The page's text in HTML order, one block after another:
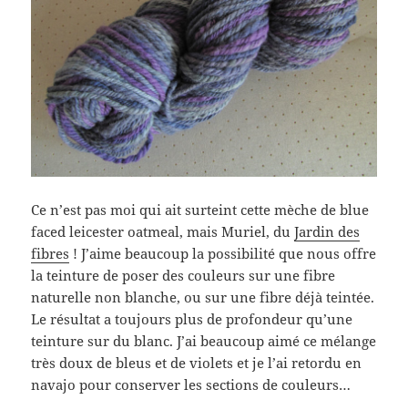
Ce n’est pas moi qui ait surteint cette mèche de blue
faced leicester oatmeal, mais Muriel, duJardin des
fibres ! J’aime beaucoup la possibilité que nous offre
la teinture de poser des couleurs sur une fibre
naturelle non blanche, ou sur une fibre déjà teintée.
Le résultat a toujours plus de profondeur qu’une
teinture sur du blanc. J’ai beaucoup aimé ce mélange
très doux de bleus et de violets et je l’ai retordu en
navajo pour conserver les sections de couleurs…